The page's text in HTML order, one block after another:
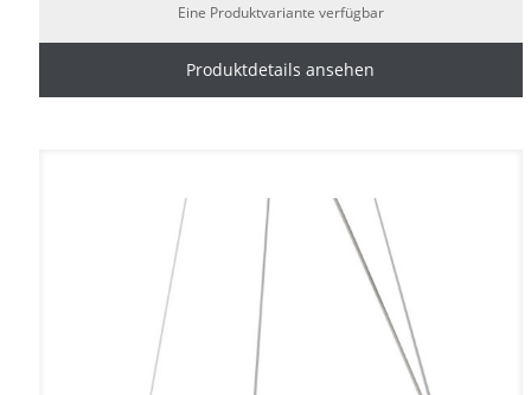
Eine Produktvariante verfügbar
Produktdetails ansehen